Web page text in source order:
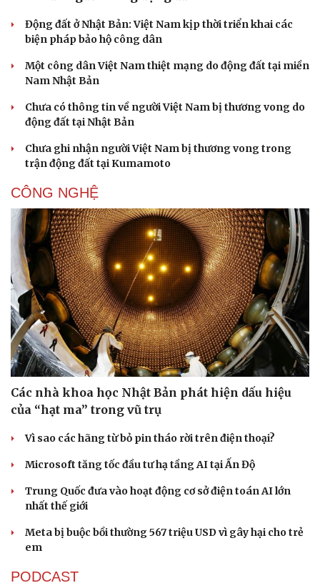
Động đất ở Nhật Bản: Việt Nam kịp thời triển khai các
biện pháp bảo hộ công dân
Một công dân Việt Nam thiệt mạng do động đất tại miền
Nam Nhật Bản
Chưa có thông tin về người Việt Nam bị thương vong do
động đất tại Nhật Bản
Chưa ghi nhận người Việt Nam bị thương vong trong
trận động đất tại Kumamoto
CÔNG NGHỆ
Các nhà khoa học Nhật Bản phát hiện dấu hiệu
của “hạt ma” trong vũ trụ
Vì sao các hãng từ bỏ pin tháo rời trên điện thoại?
Microsoft tăng tốc đầu tư hạ tầng AI tại Ấn Độ
Trung Quốc đưa vào hoạt động cơ sở điện toán AI lớn
nhất thế giới
Meta bị buộc bồi thường 567 triệu USD vì gây hại cho trẻ
em
PODCAST